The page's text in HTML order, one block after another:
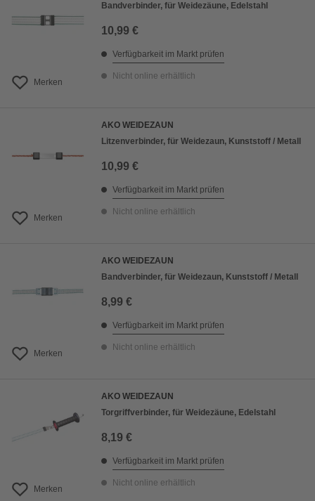
Merken
Bandverbinder, für Weidezäune, Edelstahl
10,99 €
Verfügbarkeit im Markt prüfen
Nicht online erhältlich
Merken
AKO WEIDEZAUN
Litzenverbinder, für Weidezaun, Kunststoff / Metall
10,99 €
Verfügbarkeit im Markt prüfen
Nicht online erhältlich
Merken
AKO WEIDEZAUN
Bandverbinder, für Weidezaun, Kunststoff / Metall
8,99 €
Verfügbarkeit im Markt prüfen
Nicht online erhältlich
Merken
AKO WEIDEZAUN
Torgriffverbinder, für Weidezäune, Edelstahl
8,19 €
Verfügbarkeit im Markt prüfen
Nicht online erhältlich